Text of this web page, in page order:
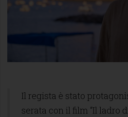
Il regista è stato
serata con il film “Il ladro